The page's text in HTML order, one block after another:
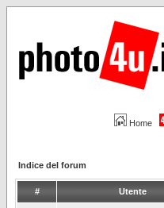
Home
Indice del forum
# Utente